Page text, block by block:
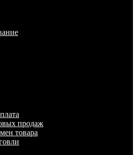
продаж
товара